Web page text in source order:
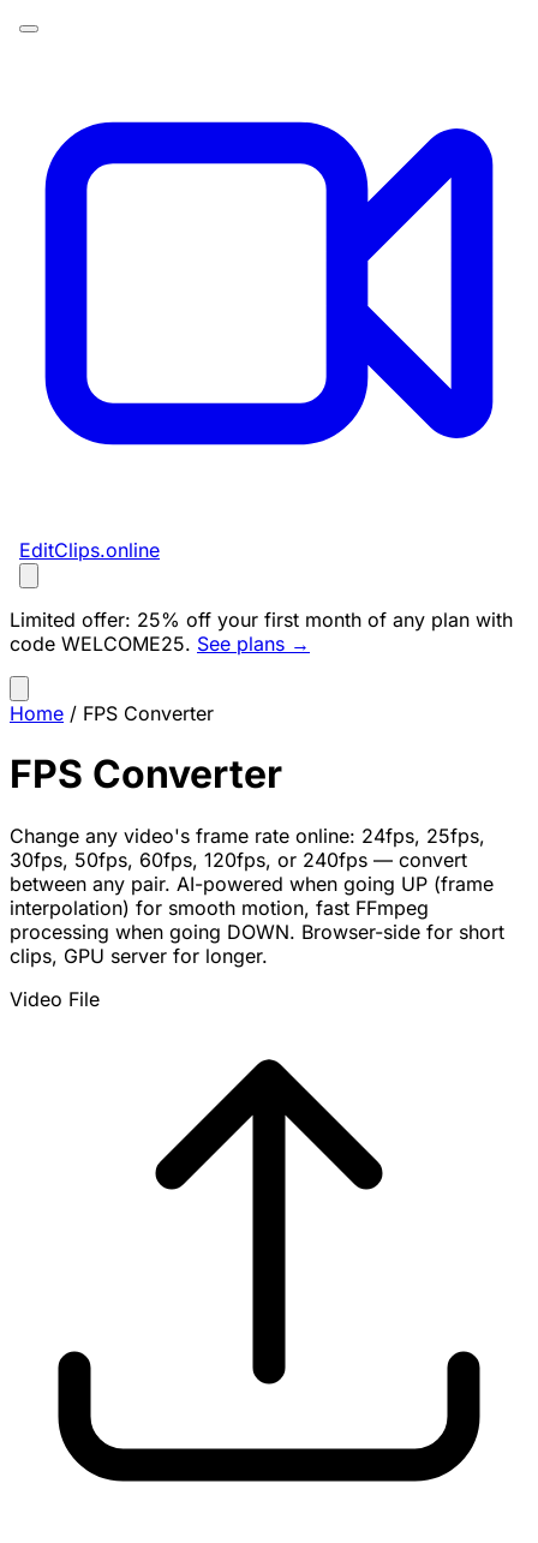
EditClips.online
Limited offer: 25% off your first month of any plan with
code WELCOME25. See plans →
Home / FPS Converter
FPS Converter
Change any video's frame rate online: 24fps, 25fps,
30fps, 50fps, 60fps, 120fps, or 240fps — convert
between any pair. AI-powered when going UP (frame
interpolation) for smooth motion, fast FFmpeg
processing when going DOWN. Browser-side for short
clips, GPU server for longer.
Video File